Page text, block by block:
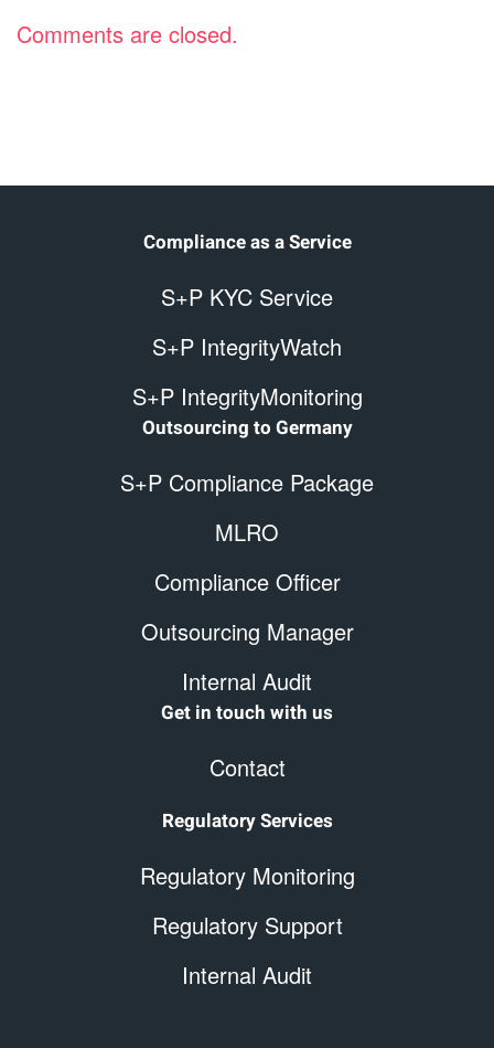
Comments are closed.
Compliance as a Service
S+P KYC Service
S+P IntegrityWatch
S+P IntegrityMonitoring
Outsourcing to Germany
S+P Compliance Package
MLRO
Compliance Officer
Outsourcing Manager
Internal Audit
Get in touch with us
Contact
Regulatory Services
Regulatory Monitoring
Regulatory Support
Internal Audit